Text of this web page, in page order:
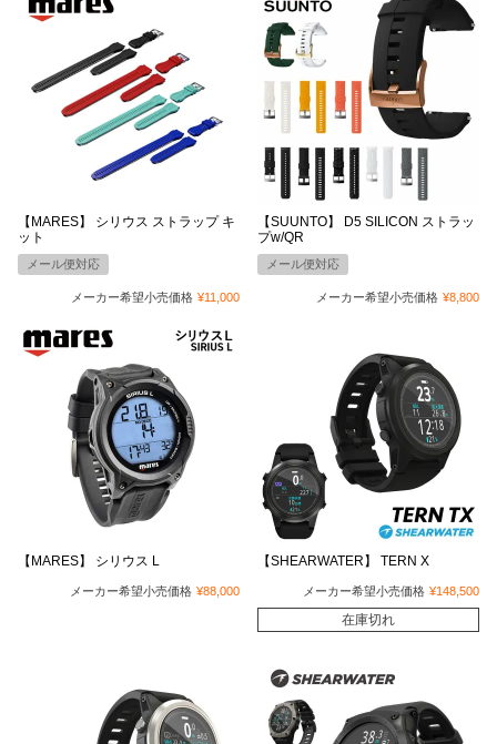
【MARES】 シリウス ストラップ キ
ット
メール便対応
メーカー希望小売価格 ¥11,000
【SUUNTO】 D5 SILICON ストラッ
プw/QR
メール便対応
メーカー希望小売価格 ¥8,800
【MARES】 シリウス L
メーカー希望小売価格 ¥88,000
【SHEARWATER】 TERN X
メーカー希望小売価格 ¥148,500
在庫切れ